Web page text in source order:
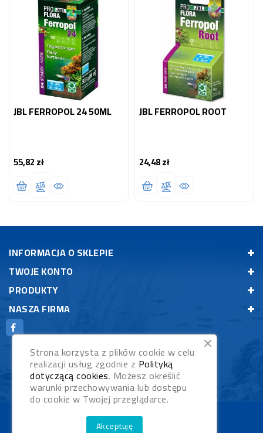
JBL FERROPOL 24 50ML
55,82 złCena
JBL FERROPOL ROOT
24,48 złCena
INFORMACJA O SKLEPIE
TWOJE KONTO
PRODUKTY
NASZA FIRMA
© 2026 - Rybypyszczaki.pl
Strona korzysta z plików cookie w celu
realizacji usług zgodnie z Polityką
dotyczącą cookies. Możesz określić
warunki przechowywania lub dostępu
do cookie w Twojej przeglądarce.
Akceptuję